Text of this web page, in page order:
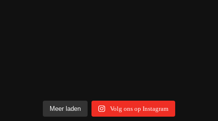
Meer laden Volg ons op Instagram